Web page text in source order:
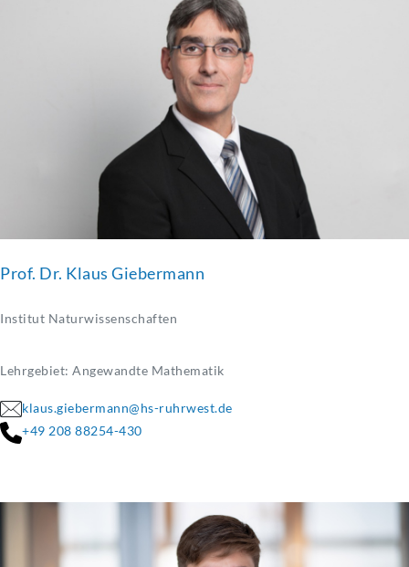
Prof. Dr. Klaus Giebermann
Institut Naturwissenschaften
Lehrgebiet: Angewandte Mathematik
klaus.giebermann@hs-ruhrwest.de
+49 208 88254-430